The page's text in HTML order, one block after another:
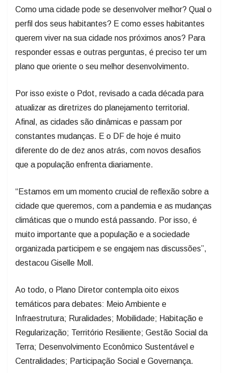
Como uma cidade pode se desenvolver melhor? Qual o
perfil dos seus habitantes? E como esses habitantes
querem viver na sua cidade nos próximos anos? Para
responder essas e outras perguntas, é preciso ter um
plano que oriente o seu melhor desenvolvimento.
Por isso existe o Pdot, revisado a cada década para
atualizar as diretrizes do planejamento territorial.
Afinal, as cidades são dinâmicas e passam por
constantes mudanças. E o DF de hoje é muito
diferente do de dez anos atrás, com novos desafios
que a população enfrenta diariamente.
“Estamos em um momento crucial de reflexão sobre a
cidade que queremos, com a pandemia e as mudanças
climáticas que o mundo está passando. Por isso, é
muito importante que a população e a sociedade
organizada participem e se engajem nas discussões”,
destacou Giselle Moll.
Ao todo, o Plano Diretor contempla oito eixos
temáticos para debates: Meio Ambiente e
Infraestrutura; Ruralidades; Mobilidade; Habitação e
Regularização; Território Resiliente; Gestão Social da
Terra; Desenvolvimento Econômico Sustentável e
Centralidades; Participação Social e Governança.